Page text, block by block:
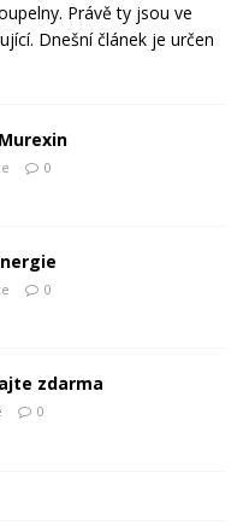
Právě ty jsou ve
Dnešní článek je určen
0
0
zdarma
0